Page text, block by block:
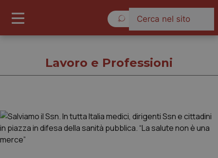
Cronache
Lavoro e Professioni